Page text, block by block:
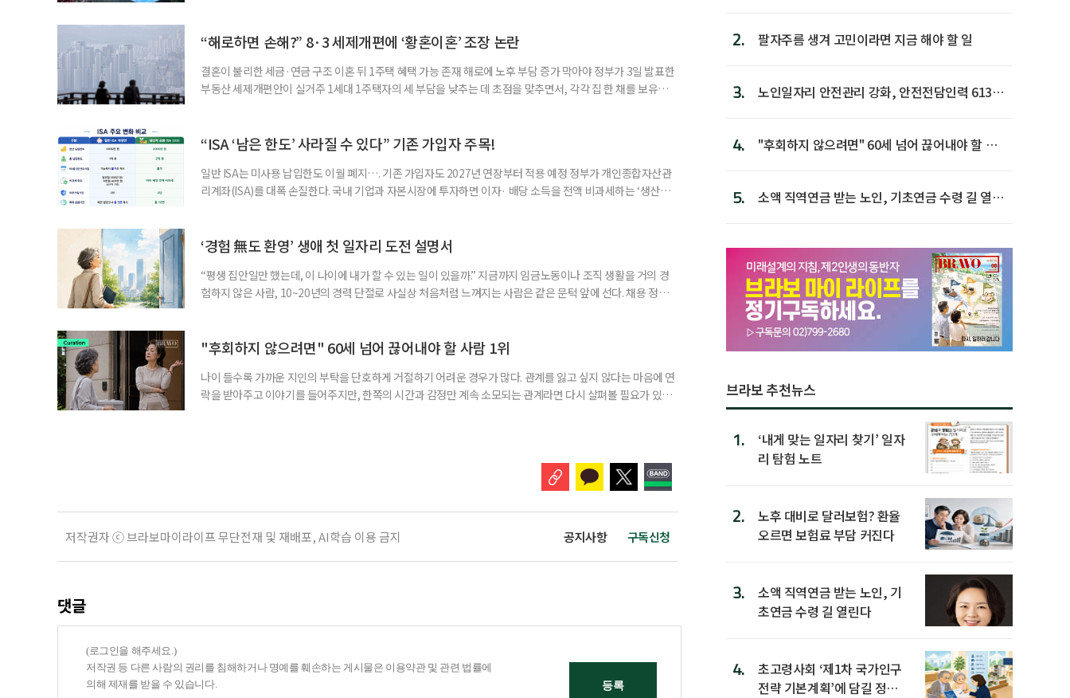
책본부(중대본) 2단계(심각)가 발령된 이후에도 폭염이 전국적으로 확대되고 장기화한 데 따른 것이다. 기존에
“해로하면 손해?” 8·3 세제개편에 ‘황혼이혼’ 조장 논란
결혼이 불리한 세금·연금 구조 이혼 뒤 1주택 혜택 가능 존재 해로에 노후 부담 증가 막아야 정부가 3일 발표한
부동산 세제개편안이 실거주 1세대 1주택자의 세 부담을 낮추는 데 초점을 맞추면서, 각각 집 한 채를 보유한
부가 각자 집 한 채씩을 보유하면 한 세대가 두 채를 가진 것으로 보지만, 실제 이혼해 주거와 생계를 분
“ISA ‘남은 한도’ 사라질 수 있다” 기존 가입자 주목!
일반 ISA는 미사용 납입한도 이월 폐지…. 기존 가입자도 2027년 연장부터 적용 예정 정부가 개인종합자산관
리계좌(ISA)를 대폭 손질한다. 국내 기업과 자본시장에 투자하면 이자· 배당 소득을 전액 비과세하는 ‘생산적
기 때문이다. 지난 3일 발표된 세제개편안이 국회 통과 후 그대로 시행된다면 법 시행 전 본
‘경험 無도 환영’ 생애 첫 일자리 도전 설명서
“평생 집안일만 했는데, 이 나이에 내가 할 수 있는 일이 있을까.” 지금까지 임금노동이나 조직 생활을 거의 경
험하지 않은 사람, 10~20년의 경력 단절로 사실상 처음처럼 느껴지는 사람은 같은 문턱 앞에 선다. 채용 정보를
경험이 풍부한 고령자는 중요한 국가 자원이다. 박경하 한국노인인력개발원 선임연구위
"후회하지 않으려면" 60세 넘어 끊어내야 할 사람 1위
나이 들수록 가까운 지인의 부탁을 단호하게 거절하기 어려운 경우가 많다. 관계를 잃고 싶지 않다는 마음에 연
락을 받아주고 이야기를 들어주지만, 한쪽의 시간과 감정만 계속 소모되는 관계라면 다시 살펴볼 필요가 있다.
저작권자 ⓒ 브라보마이라이프 무단전재 및 재배포, AI학습 이용 금지 공지사항 구독신청
댓글
2. 팔자주름 생겨 고민이라면 지금 해야 할 일
3.
노인일자리 안전관리 강화, 안전전담인력 613명
4.
"후회하지 않으려면" 60세 넘어 끊어내야 할 사
5.
소액 직역연금 받는 노인, 기초연금 수령 길 열린
브라보 추천뉴스
1.
‘내게 맞는 일자리 찾기’ 일자
리 탐험 노트
2.
노후 대비로 달러보험? 환율
오르면 보험료 부담 커진다
3.
소액 직역연금 받는 노인, 기
초연금 수령 길 열린다
4.
초고령사회 ‘제1차 국가인구
전략 기본계획’에 담길 정책